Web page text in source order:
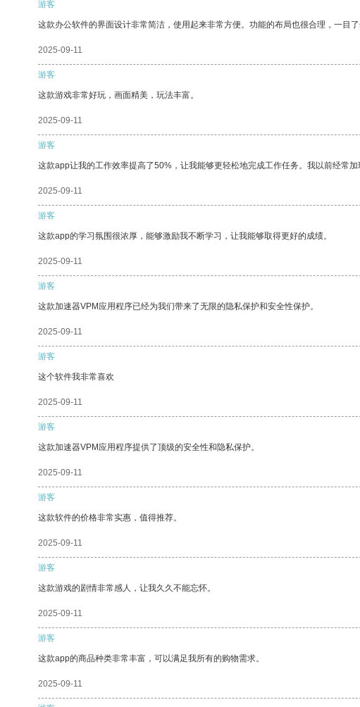
游客
这款办公软件的界面设计非常简洁，使用起来非常方便。功能的布局也很合理，一目了
2025-09-11
游客
这款游戏非常好玩，画面精美，玩法丰富。
2025-09-11
游客
这款app让我的工作效率提高了50%，让我能够更轻松地完成工作任务。我以前经常
2025-09-11
游客
这款app的学习氛围很浓厚，能够激励我不断学习，让我能够取得更好的成绩。
2025-09-11
游客
这款加速器VPM应用程序已经为我们带来了无限的隐私保护和安全性保护。
2025-09-11
游客
这个软件我非常喜欢
2025-09-11
游客
这款加速器VPM应用程序提供了顶级的安全性和隐私保护。
2025-09-11
游客
这款软件的价格非常实惠，值得推荐。
2025-09-11
游客
这款游戏的剧情非常感人，让我久久不能忘怀。
2025-09-11
游客
这款app的商品种类非常丰富，可以满足我所有的购物需求。
2025-09-11